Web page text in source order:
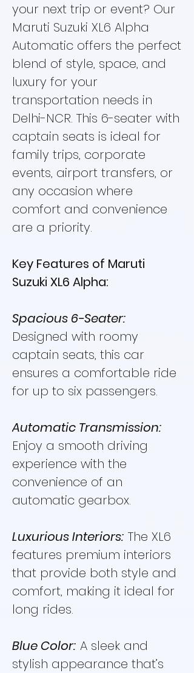
your next trip or event? Our
Maruti Suzuki XL6 Alpha
Automatic offers the perfect
blend of style, space, and
luxury for your
transportation needs in
Delhi-NCR. This 6-seater with
captain seats is ideal for
family trips, corporate
events, airport transfers, or
any occasion where
comfort and convenience
are a priority.
Key Features of Maruti
Suzuki XL6 Alpha:
Spacious 6-Seater:
Designed with roomy
captain seats, this car
ensures a comfortable ride
for up to six passengers.
Automatic Transmission:
Enjoy a smooth driving
experience with the
convenience of an
automatic gearbox.
Luxurious Interiors: The XL6
features premium interiors
that provide both style and
comfort, making it ideal for
long rides.
Blue Color: A sleek and
stylish appearance that’s